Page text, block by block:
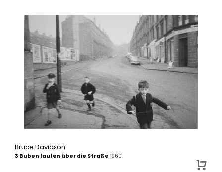
Bruce Davidson
3 Buben laufen über die Straße 1960